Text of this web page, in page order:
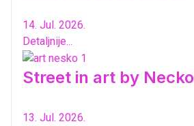
14. Jul. 2026.
Detaljnije...
Street in art by Necko
13. Jul. 2026.